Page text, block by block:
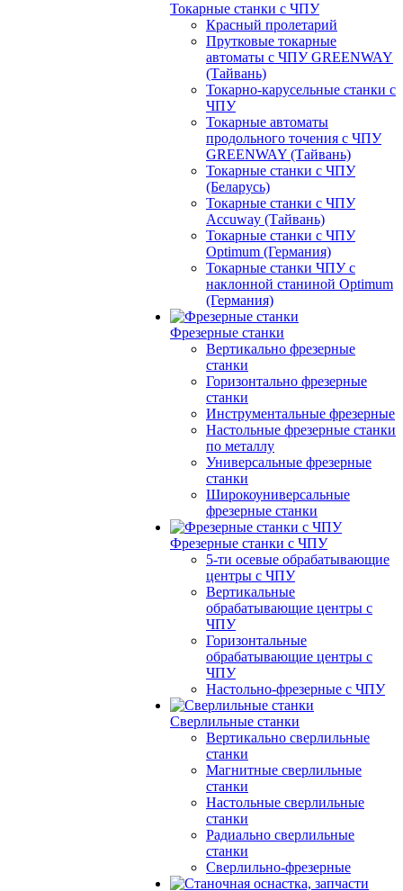
Токарные станки с ЧПУ
Красный пролетарий
Прутковые токарные
автоматы с ЧПУ GREENWAY
(Тайвань)
Токарно-карусельные станки с
ЧПУ
Токарные автоматы
продольного точения с ЧПУ
GREENWAY (Тайвань)
Токарные станки с ЧПУ
(Беларусь)
Токарные станки с ЧПУ
Accuway (Тайвань)
Токарные станки с ЧПУ
Optimum (Германия)
Токарные станки ЧПУ с
наклонной станиной Optimum
(Германия)
Фрезерные станки
Вертикально фрезерные
станки
Горизонтально фрезерные
станки
Инструментальные фрезерные
Настольные фрезерные станки
по металлу
Универсальные фрезерные
станки
Широкоуниверсальные
фрезерные станки
Фрезерные станки с ЧПУ
5-ти осевые обрабатывающие
центры с ЧПУ
Вертикальные
обрабатывающие центры с
ЧПУ
Горизонтальные
обрабатывающие центры с
ЧПУ
Настольно-фрезерные с ЧПУ
Сверлильные станки
Вертикально сверлильные
станки
Магнитные сверлильные
станки
Настольные сверлильные
станки
Радиально сверлильные
станки
Сверлильно-фрезерные